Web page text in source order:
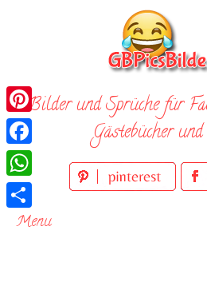
Bilder und Sprüche für
Gästebücher
Menu
Pinterest
Facebook
WhatsApp
Teilen